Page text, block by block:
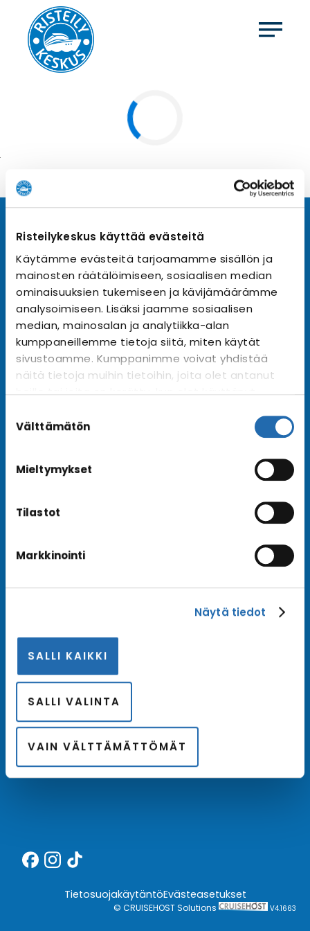
Risteilykeskus käyttää evästeitä
Käytämme evästeitä tarjoamamme sisällön ja
mainosten räätälöimiseen, sosiaalisen median
ominaisuuksien tukemiseen ja kävijämäärämme
analysoimiseen. Lisäksi jaamme sosiaalisen
median, mainosalan ja analytiikka-alan
kumppaneillemme tietoja siitä, miten käytät
sivustoamme. Kumppanimme voivat yhdistää
näitä tietoja muihin tietoihin, joita olet antanut
evästeasetuksiesi hyväksyntää sivuston
linkistä.
valinta
Välttämätön
Mieltymykset
Tilastot
Markkinointi
Näytä tiedot
SALLI KAIKKI
SALLI VALINTA
VAIN VÄLTTÄMÄTTÖMÄT
Tilaa uutiskirje
Tilaa Risteilykeskuksen uutiskirje sähköpostiisi. Saat
samalla ensimmäisten joukossa tiedot eri
varustamoiden tarjouksista ja kampanjaeduista.
Tilaa uutiskirje
Arkisto →
Ota yhteyttä
Lähetä tarjouspyyntö
Usein kysyttyä
Meistä
Kotimainen asiantuntija
Hintatakuu
Finnair Plus
TietosuojakäytäntöEvästeasetukset
© CRUISEHOST Solutions V4.1663